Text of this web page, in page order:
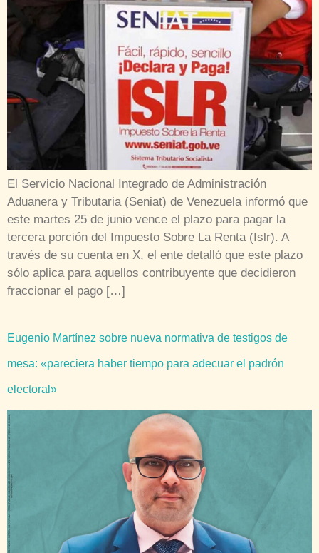
El Servicio Nacional Integrado de Administración
Aduanera y Tributaria (Seniat) de Venezuela informó que
este martes 25 de junio vence el plazo para pagar la
tercera porción del Impuesto Sobre La Renta (Islr). A
través de su cuenta en X, el ente detalló que este plazo
sólo aplica para aquellos contribuyente que decidieron
fraccionar el pago […]
Eugenio Martínez sobre nueva normativa de testigos de
mesa: «pareciera haber tiempo para adecuar el padrón
electoral»